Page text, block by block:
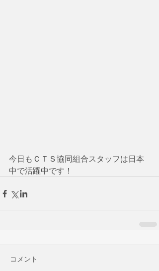
今日もＣＴＳ協同組合スタッフは日本
中で活躍中です！
コメント